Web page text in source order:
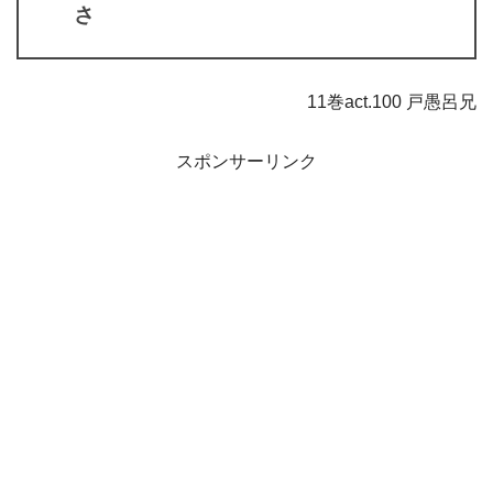
さ
11巻act.100 戸愚呂兄
スポンサーリンク